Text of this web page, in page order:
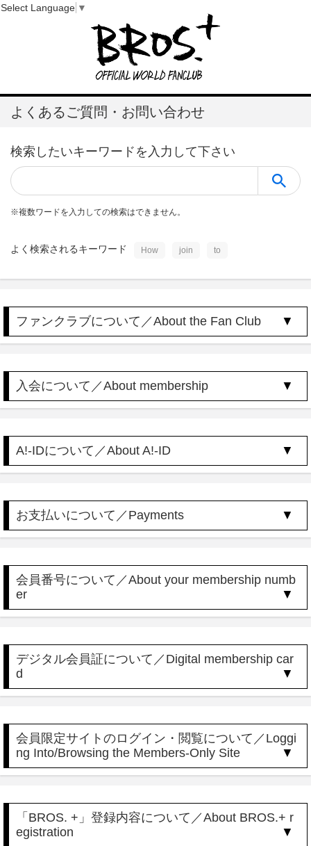
よくあるご質問・お問い合わせ
検索したいキーワードを入力して下さい
※複数ワードを入力しての検索はできません。
よく検索されるキーワード How join to
ファンクラブについて／About the Fan Club
入会について／About membership
A!-IDについて／About A!-ID
お支払いについて／Payments
会員番号について／About your membership numb
er
デジタル会員証について／Digital membership car
d
会員限定サイトのログイン・閲覧について／Loggi
ng Into/Browsing the Members-Only Site
「BROS. +」登録内容について／About BROS.+ r
egistration
Select Language ▼